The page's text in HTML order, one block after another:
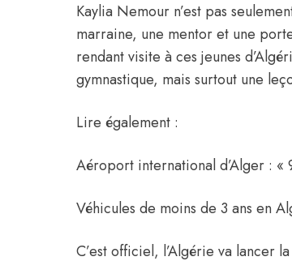
Kaylia Nemour n’est pas
marraine, une mentor et une
rendant visite à ces jeunes
gymnastique, mais surtout une
Lire également :
Aéroport international d’Alger : «
Véhicules de moins de 3 ans en
C’est officiel, l’Algérie va lancer